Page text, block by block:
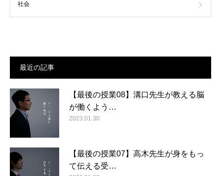
社会
最近の記事
【最後の授業08】溝口先生が教える脳
が働くよう…
2023.01.30
【最後の授業07】高木先生が身をもっ
て伝える受…